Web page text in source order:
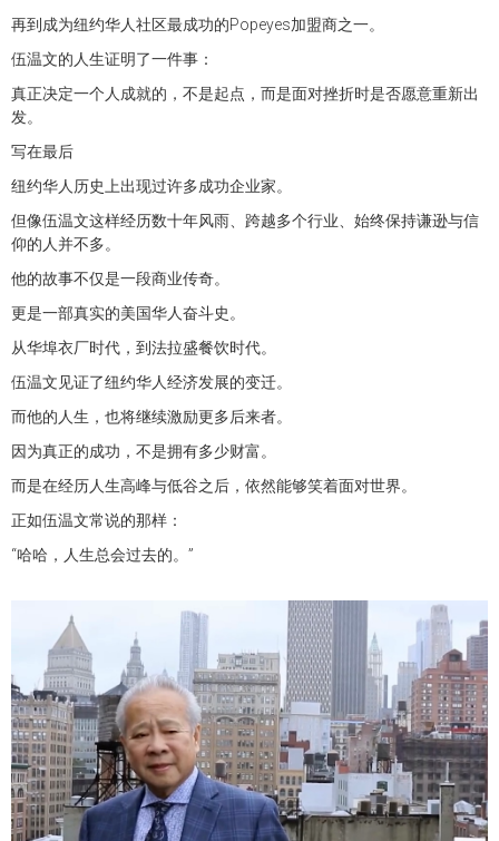
再到成为纽约华人社区最成功的Popeyes加盟商之一。
伍温文的人生证明了一件事：
真正决定一个人成就的，不是起点，而是面对挫折时是否愿意重新出
发。
写在最后
纽约华人历史上出现过许多成功企业家。
但像伍温文这样经历数十年风雨、跨越多个行业、始终保持谦逊与信
仰的人并不多。
他的故事不仅是一段商业传奇。
更是一部真实的美国华人奋斗史。
从华埠衣厂时代，到法拉盛餐饮时代。
伍温文见证了纽约华人经济发展的变迁。
而他的人生，也将继续激励更多后来者。
因为真正的成功，不是拥有多少财富。
而是在经历人生高峰与低谷之后，依然能够笑着面对世界。
正如伍温文常说的那样：
“哈哈，人生总会过去的。”